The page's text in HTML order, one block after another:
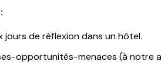
jours de réflexion dans un hôtel.
opportunités-menaces (à notre